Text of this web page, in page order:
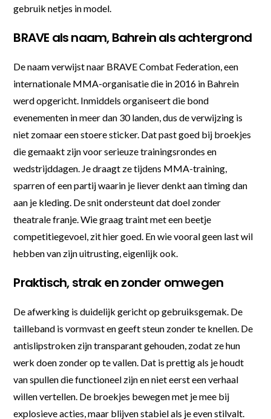
gebruik netjes in model.
BRAVE als naam, Bahrein als achtergrond
De naam verwijst naar BRAVE Combat Federation, een
internationale MMA-organisatie die in 2016 in Bahrein
werd opgericht. Inmiddels organiseert die bond
evenementen in meer dan 30 landen, dus de verwijzing is
niet zomaar een stoere sticker. Dat past goed bij broekjes
die gemaakt zijn voor serieuze trainingsrondes en
wedstrijddagen. Je draagt ze tijdens MMA-training,
sparren of een partij waarin je liever denkt aan timing dan
aan je kleding. De snit ondersteunt dat doel zonder
theatrale franje. Wie graag traint met een beetje
competitiegevoel, zit hier goed. En wie vooral geen last wil
hebben van zijn uitrusting, eigenlijk ook.
Praktisch, strak en zonder omwegen
De afwerking is duidelijk gericht op gebruiksgemak. De
tailleband is vormvast en geeft steun zonder te knellen. De
antislipstroken zijn transparant gehouden, zodat ze hun
werk doen zonder op te vallen. Dat is prettig als je houdt
van spullen die functioneel zijn en niet eerst een verhaal
willen vertellen. De broekjes bewegen met je mee bij
explosieve acties, maar blijven stabiel als je even stilvalt.